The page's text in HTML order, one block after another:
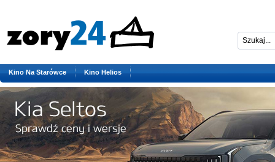
Kino Na Starówce Kino Helios